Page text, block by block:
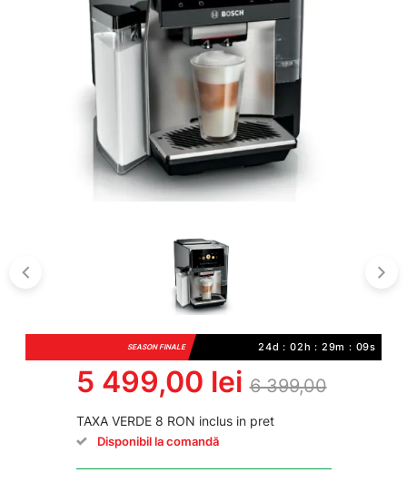
SEASON FINALE 24d : 02h : 29m : 09s
5 499,00 lei 6 399,00
TAXA VERDE 8 RON inclus in pret
Disponibil la comandă